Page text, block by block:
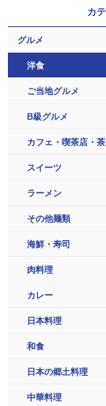
カ
グルメ
洋食
ご当地グルメ
B級グルメ
カフェ・喫茶店・
スイーツ
ラーメン
その他麺類
海鮮・寿司
肉料理
カレー
日本料理
和食
日本の郷土料理
中華料理